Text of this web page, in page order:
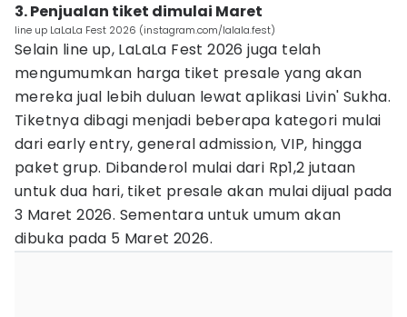
3. Penjualan tiket dimulai Maret
line up LaLaLa Fest 2026 (instagram.com/lalala.fest)
Selain line up, LaLaLa Fest 2026 juga telah
mengumumkan harga tiket presale yang akan
mereka jual lebih duluan lewat aplikasi Livin' Sukha.
Tiketnya dibagi menjadi beberapa kategori mulai
dari early entry, general admission, VIP, hingga
paket grup. Dibanderol mulai dari Rp1,2 jutaan
untuk dua hari, tiket presale akan mulai dijual pada
3 Maret 2026. Sementara untuk umum akan
dibuka pada 5 Maret 2026.